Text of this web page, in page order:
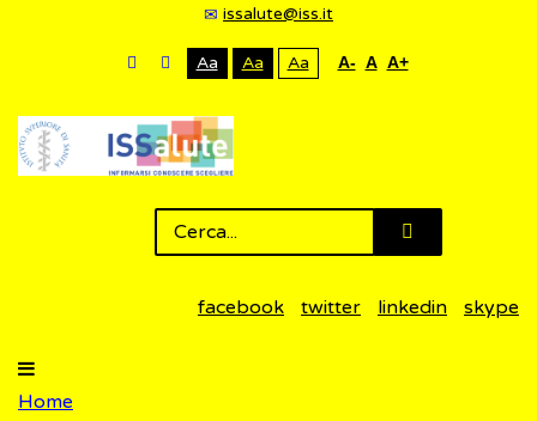
issalute@iss.it
Aa Aa Aa A- A A+
facebook twitter linkedin skype
Home